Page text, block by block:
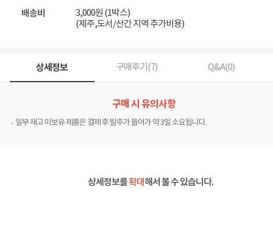
배송비
3,000원 (1박스)
(제주,도서/산간 지역 추가비용)
상세정보 구매후기(7) Q&A(0)
구매 시 유의사항
일부 재고 미보유 제품은 결제 후 발주가 들어가 약 3일 소요됩니다.
상세정보를확대해서 볼 수 있습니다.